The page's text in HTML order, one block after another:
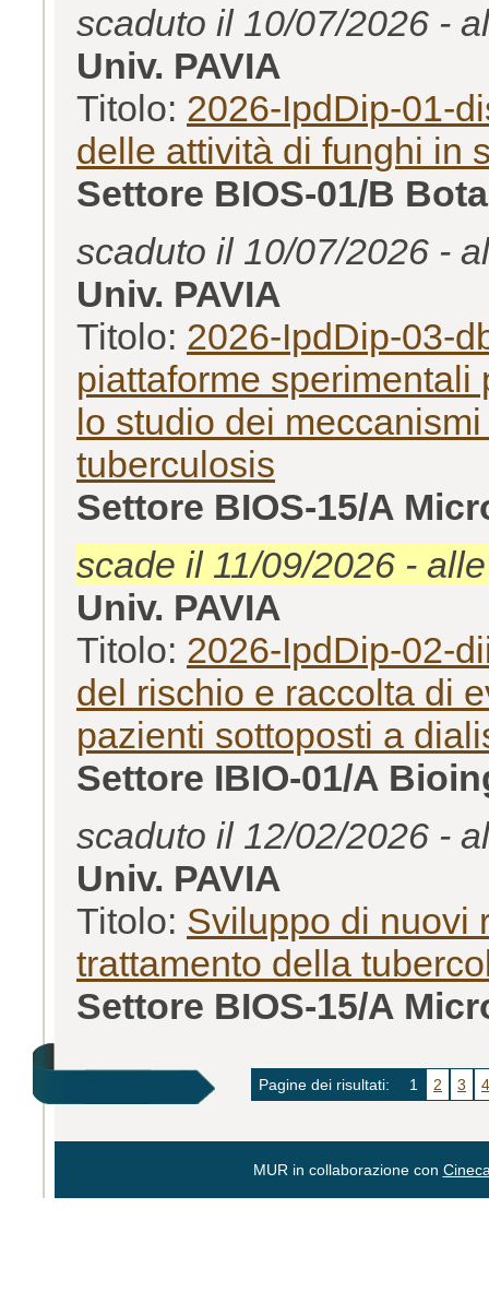
scaduto il 10/07/2026 -
Univ. PAVIA
Titolo: 2026-IpdDip-01-
delle attività di funghi in
Settore BIOS-01/B
scaduto il 10/07/2026 -
Univ. PAVIA
Titolo: 2026-IpdDip-03-
piattaforme
lo studio dei
tuberculosis
Settore BIOS-15/A
scade il 11/09/2026 -
Univ. PAVIA
Titolo: 2026-IpdDip-02-
del rischio e raccolta di
pazienti sottoposti a
Settore IBIO-01/A
scaduto il 12/02/2026 -
Univ. PAVIA
Titolo: Sviluppo di nuovi
trattamento della
Settore BIOS-15/A
Pagine dei risultati: 1 2 3 4
MUR in collaborazione con